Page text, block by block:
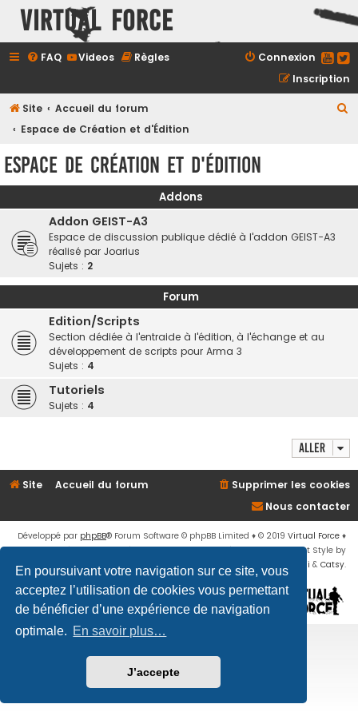
En poursuivant votre navigation sur ce site, vous
acceptez l’utilisation de cookies vous permettant
de bénéficier d’une expérience de navigation
optimale. En savoir plus…
J’accepte
Virtual Force
FAQ Videos Règles
Connexion
Inscription
Site
Accueil du forum
Espace de Création et d'Édition
r
Espace de Création et d'Édition
Addons
Addon GEIST-A3
Espace de discussion publique dédié à l'addon GEIST-A3
réalisé par Joarius
Sujets : 2
Forum
Edition/Scripts
Section dédiée à l'entraide à l'édition, à l'échange et au
développement de scripts pour Arma 3
Sujets : 4
Tutoriels
Sujets : 4
Aller
Site Accueil du forum
Supprimer les cookies
Nous contacter
Développé par phpBB® Forum Software © phpBB Limited ♦ © 2019 Virtual Force ♦
Communauté Steam♦Unité Arma3♦Confidentialité♦Conditions♦Flat Style by
Ian Bradley
♦ Adapté par Mogwaii & Catsy.